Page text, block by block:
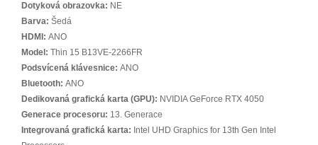
Dotyková obrazovka: NE
Barva: Šedá
HDMI: ANO
Model: Thin 15 B13VE-2266FR
Podsvícená klávesnice: ANO
Bluetooth: ANO
Dedikovaná grafická karta (GPU): NVIDIA GeForce RTX 4050
Generace procesoru: 13. Generace
Integrovaná grafická karta: Intel UHD Graphics for 13th Gen Intel